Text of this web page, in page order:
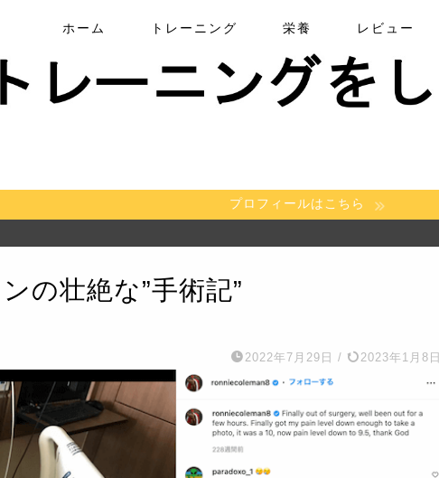
ホーム トレーニング 栄養 レビュー
プロフィールはこちら
の壮絶な”手術記”
2022年7月29日 / 2023年1月8日